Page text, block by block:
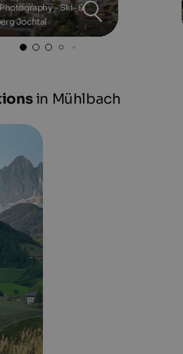
- Ski- &
Jochtal
in Mühlbach